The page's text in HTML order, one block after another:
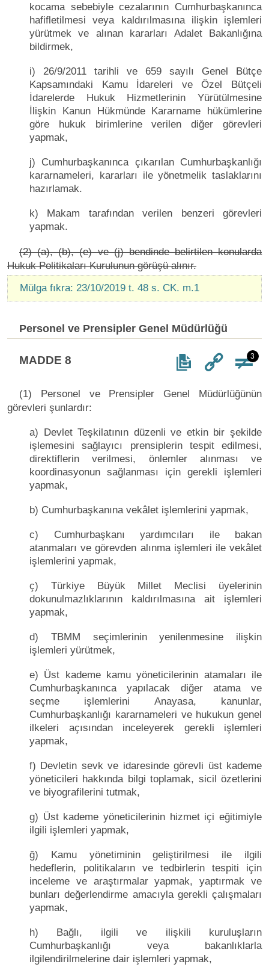
kocama sebebiyle cezalarının Cumhurbaşkanınca
hafifletilmesi veya kaldırılmasına ilişkin işlemleri
yürütmek ve alınan kararları Adalet Bakanlığına
bildirmek,
i) 26/9/2011 tarihli ve 659 sayılı Genel Bütçe
Kapsamındaki Kamu İdareleri ve Özel Bütçeli
İdarelerde Hukuk Hizmetlerinin Yürütülmesine
İlişkin Kanun Hükmünde Kararname hükümlerine
göre hukuk birimlerine verilen diğer görevleri
yapmak,
j) Cumhurbaşkanınca çıkarılan Cumhurbaşkanlığı
kararnameleri, kararları ile yönetmelik taslaklarını
hazırlamak.
k) Makam tarafından verilen benzeri görevleri
yapmak.
(2) (a), (b), (e) ve (j) bendinde belirtilen konularda
Hukuk Politikaları Kurulunun görüşü alınır.
Mülga fıkra: 23/10/2019 t. 48 s. CK. m.1
Personel ve Prensipler Genel Müdürlüğü
MADDE 8 3
(1) Personel ve Prensipler Genel Müdürlüğünün
görevleri şunlardır:
a) Devlet Teşkilatının düzenli ve etkin bir şekilde
işlemesini sağlayıcı prensiplerin tespit edilmesi,
direktiflerin verilmesi, önlemler alınması ve
koordinasyonun sağlanması için gerekli işlemleri
yapmak,
b) Cumhurbaşkanına vekâlet işlemlerini yapmak,
c) Cumhurbaşkanı yardımcıları ile bakan
atanmaları ve görevden alınma işlemleri ile vekâlet
işlemlerini yapmak,
ç) Türkiye Büyük Millet Meclisi üyelerinin
dokunulmazlıklarının kaldırılmasına ait işlemleri
yapmak,
d) TBMM seçimlerinin yenilenmesine ilişkin
işlemleri yürütmek,
e) Üst kademe kamu yöneticilerinin atamaları ile
Cumhurbaşkanınca yapılacak diğer atama ve
seçme işlemlerini Anayasa, kanunlar,
Cumhurbaşkanlığı kararnameleri ve hukukun genel
ilkeleri açısından inceleyerek gerekli işlemleri
yapmak,
f) Devletin sevk ve idaresinde görevli üst kademe
yöneticileri hakkında bilgi toplamak, sicil özetlerini
ve biyografilerini tutmak,
g) Üst kademe yöneticilerinin hizmet içi eğitimiyle
ilgili işlemleri yapmak,
ğ) Kamu yönetiminin geliştirilmesi ile ilgili
hedeflerin, politikaların ve tedbirlerin tespiti için
inceleme ve araştırmalar yapmak, yaptırmak ve
bunları değerlendirme amacıyla gerekli çalışmaları
yapmak,
h) Bağlı, ilgili ve ilişkili kuruluşların
Cumhurbaşkanlığı veya bakanlıklarla
ilgilendirilmelerine dair işlemleri yapmak,